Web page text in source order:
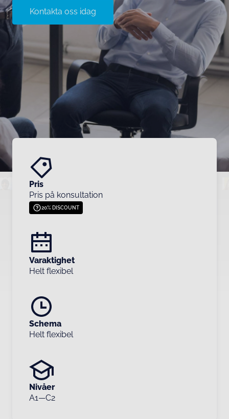
Kontakta oss idag
Pris
Pris på konsultation
20% DISCOUNT
Varaktighet
Helt flexibel
Schema
Helt flexibel
Nivåer
A1—C2